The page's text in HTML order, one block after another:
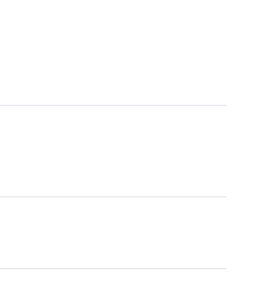
是非弊社で働きませんか？意欲
り年齢関係なく、実力次第で、
のある方」のご応募心よりお待